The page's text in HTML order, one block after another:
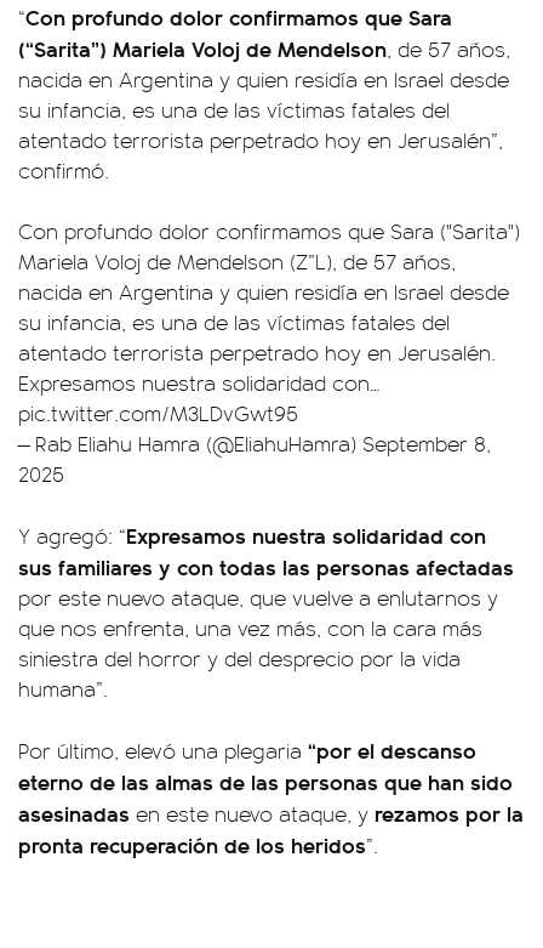
“Con profundo dolor confirmamos que Sara
(“Sarita”) Mariela Voloj de Mendelson, de 57 años,
nacida en Argentina y quien residía en Israel desde
su infancia, es una de las víctimas fatales del
atentado terrorista perpetrado hoy en Jerusalén”,
confirmó.
Con profundo dolor confirmamos que Sara ("Sarita")
Mariela Voloj de Mendelson (Z”L), de 57 años,
nacida en Argentina y quien residía en Israel desde
su infancia, es una de las víctimas fatales del
atentado terrorista perpetrado hoy en Jerusalén.
Expresamos nuestra solidaridad con…
pic.twitter.com/M3LDvGwt95
— Rab Eliahu Hamra (@EliahuHamra) September 8,
2025
Y agregó: “Expresamos nuestra solidaridad con
sus familiares y con todas las personas afectadas
por este nuevo ataque, que vuelve a enlutarnos y
que nos enfrenta, una vez más, con la cara más
siniestra del horror y del desprecio por la vida
humana”.
Por último, elevó una plegaria “por el descanso
eterno de las almas de las personas que han sido
asesinadas en este nuevo ataque, y rezamos por la
pronta recuperación de los heridos”.